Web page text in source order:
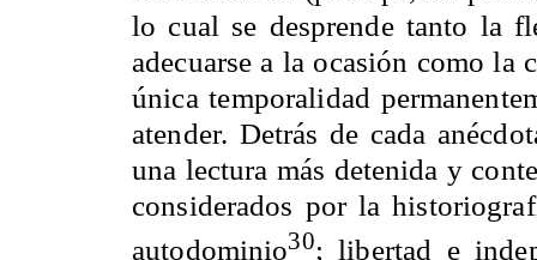
lo cual se desprende tanto la
adecuarse a la ocasión como la
única temporalidad
atender. Detrás de cada
una lectura más detenida y
considerados por la
autodominio30; libertad e